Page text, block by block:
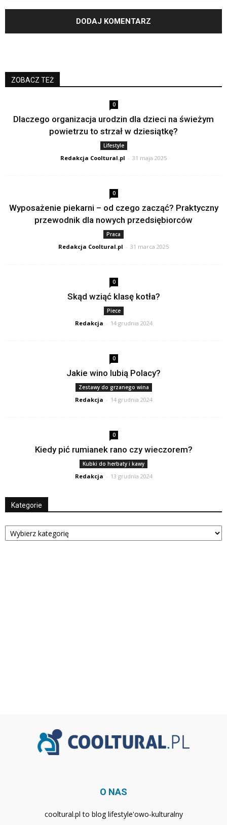
ZOBACZ TEŻ
0
Dlaczego organizacja urodzin dla dzieci na świeżym
powietrzu to strzał w dziesiątkę?
Lifestyle
Redakcja Cooltural.pl - 31 maja 2025
0
Wyposażenie piekarni – od czego zacząć? Praktyczny
przewodnik dla nowych przedsiębiorców
Praca
Redakcja Cooltural.pl - 31 marca 2025
0
Skąd wziąć klasę kotła?
Piece
Redakcja - 14 grudnia 2024
0
Jakie wino lubią Polacy?
Zestawy do grzanego wina
Redakcja - 14 grudnia 2024
0
Kiedy pić rumianek rano czy wieczorem?
Kubki do herbaty i kawy
Redakcja - 13 grudnia 2024
Kategorie
Kategorie
O NAS
cooltural.pl to blog lifestyle'owo-kulturalny